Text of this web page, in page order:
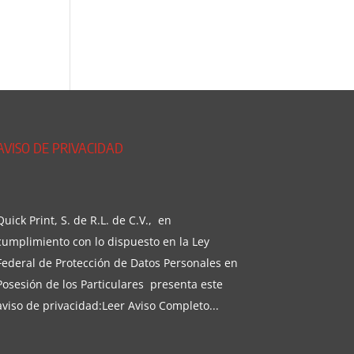
DE PRIVACIDAD
Print, S. de R.L. de C.V., en
con lo dispuesto en la Ley
de Protección de Datos Personales en
de los Particulares presenta este
de privacidad:Leer Aviso Completo...